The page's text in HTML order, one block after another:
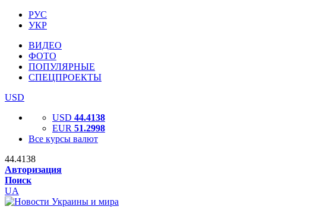
РУС
УКР
ВИДЕО
ФОТО
ПОПУЛЯРНЫЕ
СПЕЦПРОЕКТЫ
USD
USD 44.4138
EUR 51.2998
Все курсы валют
44.4138
Авторизация
Поиск
UA